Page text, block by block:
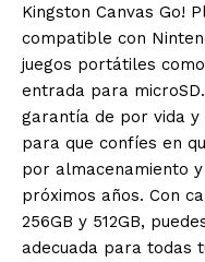
Kingston Canvas Go!
compatible con
juegos portátiles
entrada para
garantía de por vida
para que confíes en
por almacenamiento
próximos años. Con
256GB y 512GB,
adecuada para todas